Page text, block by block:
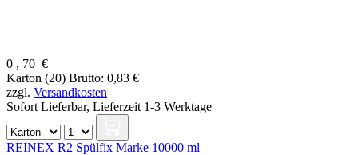
0 , 70 €
Karton (20) Brutto: 0,83 €
zzgl. Versandkosten
Sofort Lieferbar, Lieferzeit 1-3 Werktage
REINEX R2 Spülfix Marke 10000 ml